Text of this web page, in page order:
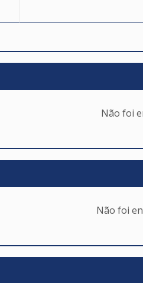
Não foi
Não foi